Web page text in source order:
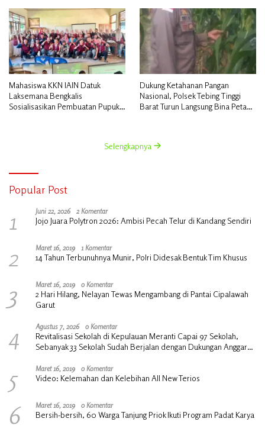
Mahasiswa KKN IAIN Datuk
Laksemana Bengkalis
Sosialisasikan Pembuatan Pupuk
Dukung Ketahanan Pangan
Nasional, Polsek Tebing Tinggi
Barat Turun Langsung Bina Petani
Selengkapnya
Popular Post
1 Juni 22, 2026 2 Komentar
Jojo Juara Polytron 2026: Ambisi Pecah Telur di Kandang Sendiri
2 Maret 16, 2019 1 Komentar
14 Tahun Terbunuhnya Munir, Polri Didesak Bentuk Tim Khusus
3 Maret 16, 2019 0 Komentar
2 Hari Hilang, Nelayan Tewas Mengambang di Pantai Cipalawah
Garut
4 Agustus 7, 2026 0 Komentar
Revitalisasi Sekolah di Kepulauan Meranti Capai 97 Sekolah,
Sebanyak 33 Sekolah Sudah Berjalan dengan Dukungan Anggaran
5 Maret 16, 2019 0 Komentar
Video: Kelemahan dan Kelebihan All New Terios
6 Maret 16, 2019 0 Komentar
Bersih-bersih, 60 Warga Tanjung Priok Ikuti Program Padat Karya